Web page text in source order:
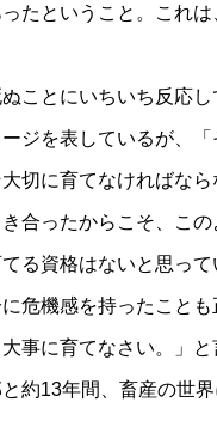
たということ。これ
ことにいちいち反応し
ジを表しているが、
切に育てなければなら
合ったからこそ、こ
る資格はないと思っ
危機感を持ったこと
事に育てなさい。」と
約13年間、畜産の世